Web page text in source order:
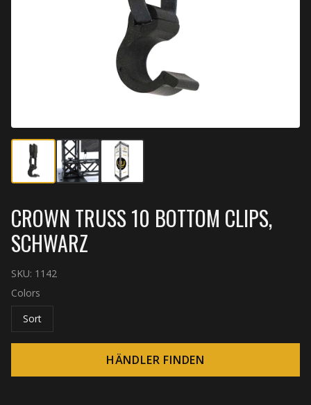
CROWN TRUSS 10 BOTTOM CLIPS,
SCHWARZ
SKU: 1142
Colors
Sort
HÄNDLER FINDEN